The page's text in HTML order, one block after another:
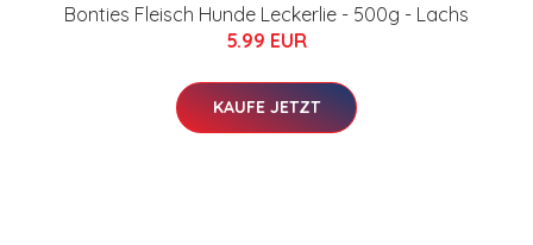
Bonties Fleisch Hunde Leckerlie - 500g - Lachs
5.99 EUR
KAUFE JETZT